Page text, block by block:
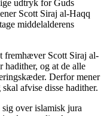
udtryk for Guds
Scott Siraj al-Haqq
middelalderens
fremhæver Scott Siraj al-
hadither, og at de alle
Derfor mener
afvise disse hadither.
over islamisk jura